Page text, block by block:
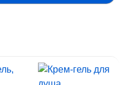
глаза промыть